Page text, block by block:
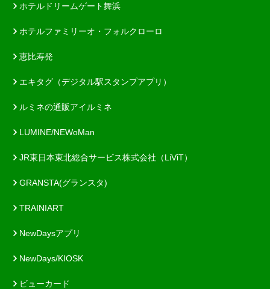
ホテルドリームゲート舞浜
ホテルファミリーオ・フォルクローロ
恵比寿発
エキタグ（デジタル駅スタンプアプリ）
ルミネの通販アイルミネ
LUMINE/NEWoMan
JR東日本東北総合サービス株式会社（LiViT）
GRANSTA(グランスタ)
TRAINIART
NewDaysアプリ
NewDays/KIOSK
ビューカード